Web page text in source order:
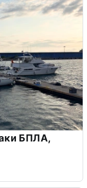
БПЛА,